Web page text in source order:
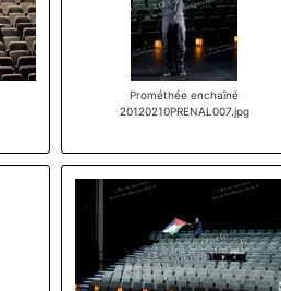
Prométhée enchaîné
20120210PRENAL007.jpg